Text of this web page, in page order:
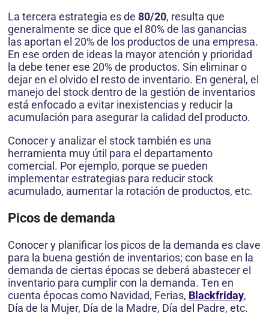
La tercera estrategia es de 80/20, resulta que
generalmente se dice que el 80% de las ganancias
las aportan el 20% de los productos de una empresa.
En ese orden de ideas la mayor atención y prioridad
la debe tener ese 20% de productos. Sin eliminar o
dejar en el olvido el resto de inventario. En general, el
manejo del stock dentro de la gestión de inventarios
está enfocado a evitar inexistencias y reducir la
acumulación para asegurar la calidad del producto.
Conocer y analizar el stock también es una
herramienta muy útil para el departamento
comercial. Por ejemplo, porque se pueden
implementar estrategias para reducir stock
acumulado, aumentar la rotación de productos, etc.
Picos de demanda
Conocer y planificar los picos de la demanda es clave
para la buena gestión de inventarios; con base en la
demanda de ciertas épocas se deberá abastecer el
inventario para cumplir con la demanda. Ten en
cuenta épocas como Navidad, Ferias, Blackfriday,
Día de la Mujer, Día de la Madre, Día del Padre, etc.